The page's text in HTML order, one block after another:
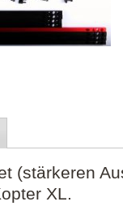
(stärkeren
XL.